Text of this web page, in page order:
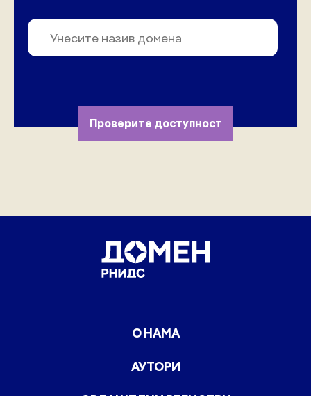
Проверите доступност
О НАМА
АУТОРИ